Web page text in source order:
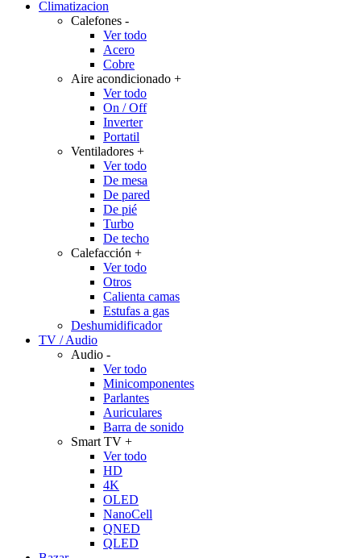
Climatizacion
Calefones -
Ver todo
Acero
Cobre
Aire acondicionado +
Ver todo
On / Off
Inverter
Portatil
Ventiladores +
Ver todo
De mesa
De pared
De pié
Turbo
De techo
Calefacción +
Ver todo
Otros
Calienta camas
Estufas a gas
Deshumidificador
TV / Audio
Audio -
Ver todo
Minicomponentes
Parlantes
Auriculares
Barra de sonido
Smart TV +
Ver todo
HD
4K
OLED
NanoCell
QNED
QLED